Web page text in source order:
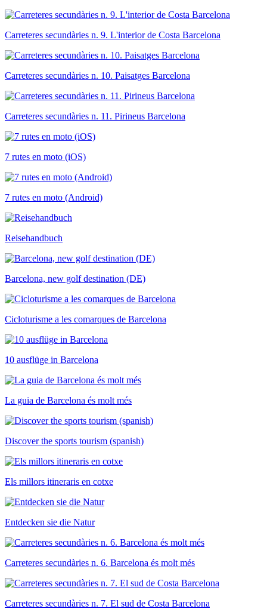
Carreteres secundàries n. 9. L'interior de Costa Barcelona
Carreteres secundàries n. 10. Paisatges Barcelona
Carreteres secundàries n. 11. Pirineus Barcelona
7 rutes en moto (iOS)
7 rutes en moto (Android)
Reisehandbuch
Barcelona, new golf destination (DE)
Cicloturisme a les comarques de Barcelona
10 ausflüge in Barcelona
La guia de Barcelona és molt més
Discover the sports tourism (spanish)
Els millors itineraris en cotxe
Entdecken sie die Natur
Carreteres secundàries n. 6. Barcelona és molt més
Carreteres secundàries n. 7. El sud de Costa Barcelona